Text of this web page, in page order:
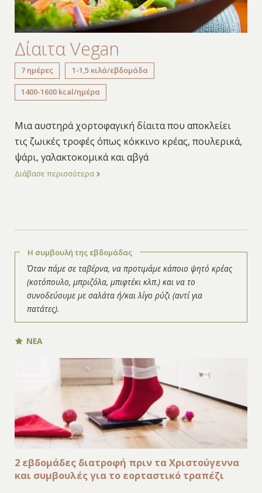
Δίαιτα Vegan
7 ημέρες 1-1,5 κιλά/εβδομάδα
1400-1600 kcal/ημέρα
Μια αυστηρά χορτοφαγική δίαιτα που αποκλείει
τις ζωικές τροφές όπως κόκκινο κρέας, πουλερικά,
ψάρι, γαλακτοκομικά και αβγά
Διάβασε περισσότερα
Η συμβουλή της εβδομάδας
Όταν πάμε σε ταβέρνα, να προτιμάμε κάποιο ψητό κρέας
(κοτόπουλο, μπριζόλα, μπιφτέκι κλπ.) και να το
συνοδεύουμε με σαλάτα ή/και λίγο ρύζι (αντί για
πατάτες).
ΝΕΑ
2 εβδομάδες διατροφή πριν τα Χριστούγεννα
και συμβουλές για το εορταστικό τραπέζι